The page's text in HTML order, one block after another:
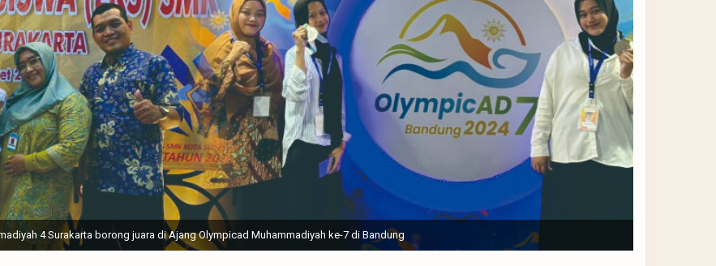
Perguruan Muhammadiyah ( TSPM ) di Stadion Manahan Solo || Ir. H. Joko Widodo selaku Presiden RI membuka Acara Muktamar
bendera dan tari memukau seluruh Muktamar dan Muktamirin yang hadir di dalam stadion